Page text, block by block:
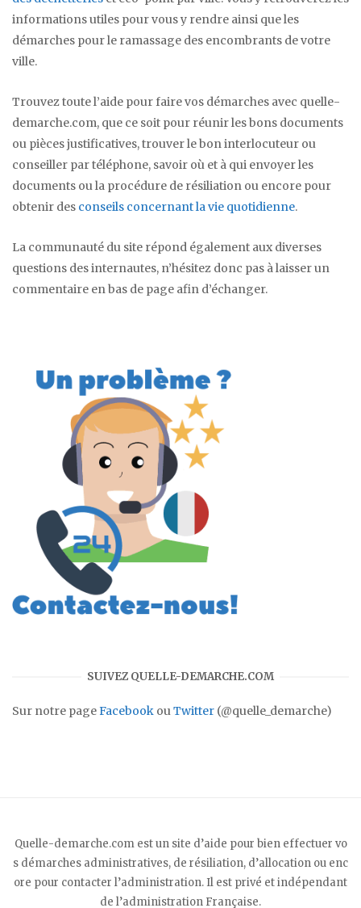
informations utiles pour vous y rendre ainsi que les
démarches pour le ramassage des encombrants de votre
ville.
Trouvez toute l’aide pour faire vos démarches avec quelle-
demarche.com, que ce soit pour réunir les bons documents
ou pièces justificatives, trouver le bon interlocuteur ou
conseiller par téléphone, savoir où et à qui envoyer les
documents ou la procédure de résiliation ou encore pour
obtenir des conseils concernant la vie quotidienne.
La communauté du site répond également aux diverses
questions des internautes, n’hésitez donc pas à laisser un
commentaire en bas de page afin d’échanger.
SUIVEZ QUELLE-DEMARCHE.COM
Sur notre pageFacebook ouTwitter (@quelle_demarche)
Quelle-demarche.com est un site d’aide pour bien effectuer vo
s démarches administratives, de résiliation, d’allocation ou enc
ore pour contacter l’administration. Il est privé et indépendant
de l’administration Française.